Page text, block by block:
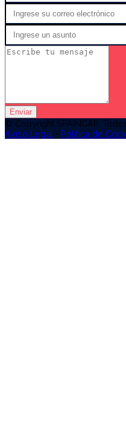
Enviar
© Copyright SPAINCAP.
Aviso Legal • Política de